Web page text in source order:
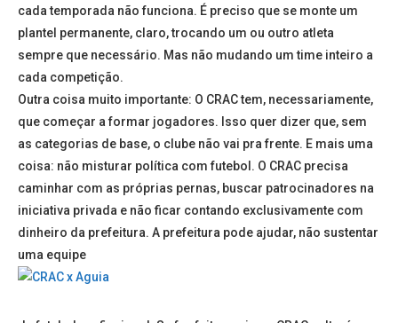
cada temporada não funciona. É preciso que se monte um
plantel permanente, claro, trocando um ou outro atleta
sempre que necessário. Mas não mudando um time inteiro a
cada competição.
Outra coisa muito importante: O CRAC tem, necessariamente,
que começar a formar jogadores. Isso quer dizer que, sem
as categorias de base, o clube não vai pra frente. E mais uma
coisa: não misturar política com futebol. O CRAC precisa
caminhar com as próprias pernas, buscar patrocinadores na
iniciativa privada e não ficar contando exclusivamente com
dinheiro da prefeitura. A prefeitura pode ajudar, não sustentar
uma equipe